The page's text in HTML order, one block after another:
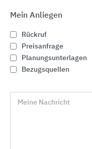
Mein Anliegen
Rückruf
Preisanfrage
Planungsunterlagen
Bezugsquellen
Meine Nachricht